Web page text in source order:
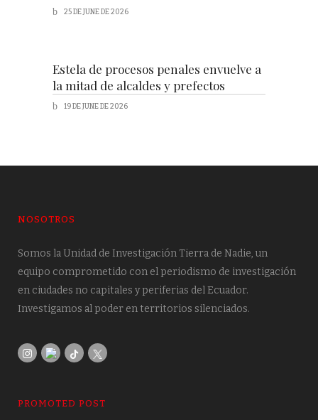
25 DE JUNE DE 2026
Estela de procesos penales envuelve a
la mitad de alcaldes y prefectos
19 DE JUNE DE 2026
NOSOTROS
Somos la Unidad de Investigación Tierra de Nadie, un
equipo comprometido con el periodismo de investigación
en ciudades no capitales y periferias del Ecuador.
Investigamos al poder en territorios silenciados.
PROMOTED POST